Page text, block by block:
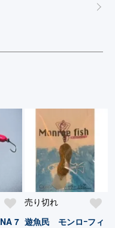
7
売り切れ
遊魚民 モンロｰフィ